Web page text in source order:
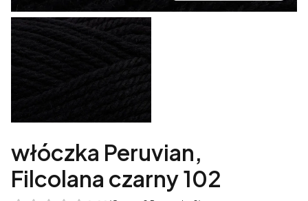
włóczka Peruvian,
Filcolana czarny 102